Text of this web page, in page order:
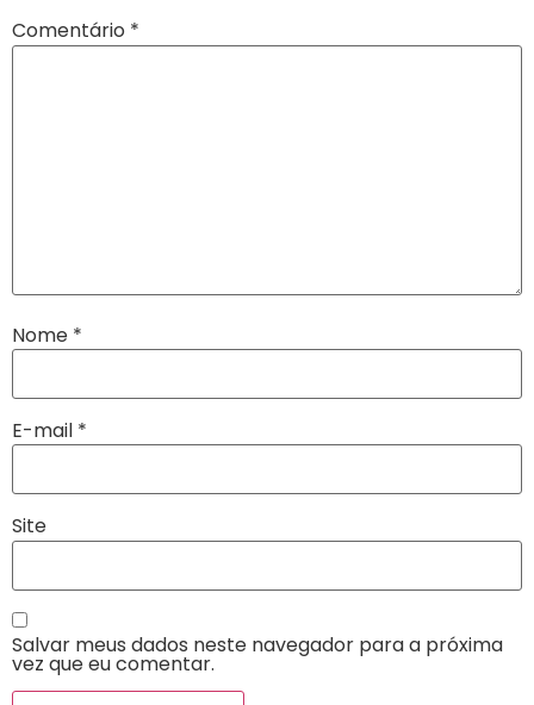
Comentário *
Nome *
E-mail *
Site
Salvar meus dados neste navegador para a próxima
vez que eu comentar.